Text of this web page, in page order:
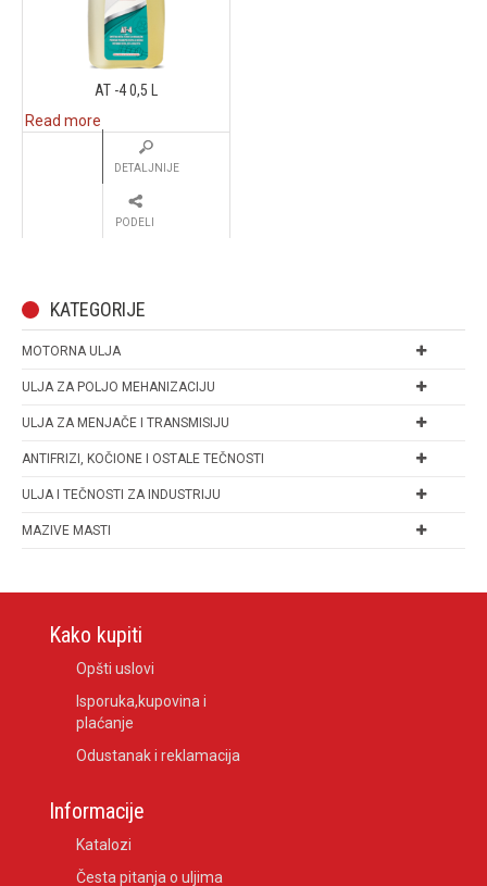
AT -4 0,5 L
Read more
DETALJNIJE
PODELI
KATEGORIJE
MOTORNA ULJA
ULJA ZA POLJO MEHANIZACIJU
ULJA ZA MENJAČE I TRANSMISIJU
ANTIFRIZI, KOČIONE I OSTALE TEČNOSTI
ULJA I TEČNOSTI ZA INDUSTRIJU
MAZIVE MASTI
Kako kupiti
Opšti uslovi
Isporuka,kupovina i
plaćanje
Odustanak i reklamacija
Informacije
Katalozi
Česta pitanja o uljima